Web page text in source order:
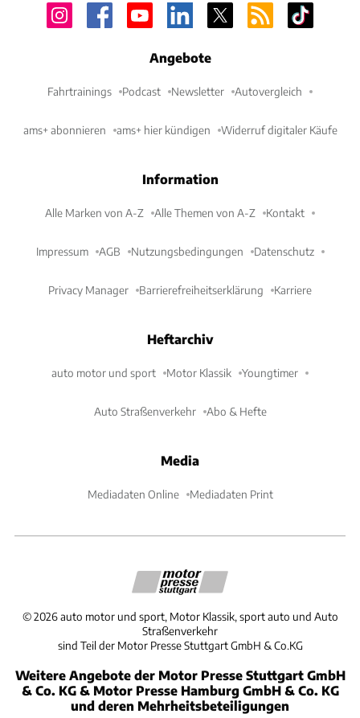
Angebote
Fahrtrainings Podcast Newsletter Autovergleich
ams+ abonnieren ams+ hier kündigen Widerruf digitaler Käufe
Information
Alle Marken von A-Z Alle Themen von A-Z Kontakt
Impressum AGB Nutzungsbedingungen Datenschutz
Privacy Manager Barrierefreiheitserklärung Karriere
Heftarchiv
auto motor und sport Motor Klassik Youngtimer
Auto Straßenverkehr Abo & Hefte
Media
Mediadaten Online Mediadaten Print
©2026 auto motor und sport, Motor Klassik, sport auto und Auto
Straßenverkehr
sind Teil der Motor Presse Stuttgart GmbH & Co.KG
Weitere Angebote der Motor Presse Stuttgart GmbH
& Co. KG & Motor Presse Hamburg GmbH & Co. KG
und deren Mehrheitsbeteiligungen